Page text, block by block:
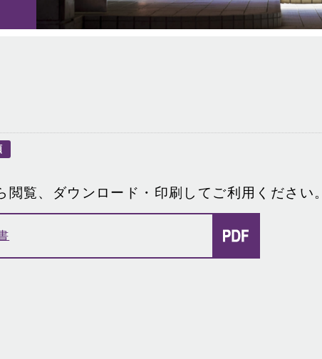
閲覧、ダウンロード・印刷してご利用ください。